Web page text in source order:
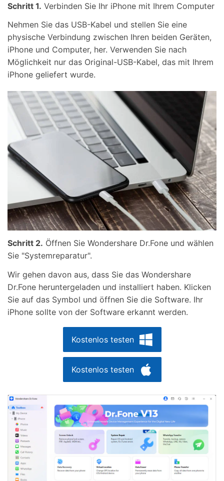
Schritt 1. Verbinden Sie Ihr iPhone mit Ihrem Computer
Nehmen Sie das USB-Kabel und stellen Sie eine
physische Verbindung zwischen Ihren beiden Geräten,
iPhone und Computer, her. Verwenden Sie nach
Möglichkeit nur das Original-USB-Kabel, das mit Ihrem
iPhone geliefert wurde.
Schritt 2. Öffnen Sie Wondershare Dr.Fone und wählen
Sie "Systemreparatur".
Wir gehen davon aus, dass Sie das Wondershare
Dr.Fone heruntergeladen und installiert haben. Klicken
Sie auf das Symbol und öffnen Sie die Software. Ihr
iPhone sollte von der Software erkannt werden.
Kostenlos testen
Kostenlos testen